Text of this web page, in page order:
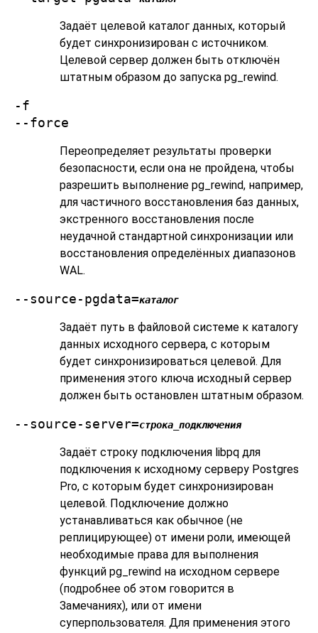
Задаёт целевой каталог данных, который
будет синхронизирован с источником.
Целевой сервер должен быть отключён
штатным образом до запуска pg_rewind.
-f
--force
Переопределяет результаты проверки
безопасности, если она не пройдена, чтобы
разрешить выполнение pg_rewind, например,
для частичного восстановления баз данных,
экстренного восстановления после
неудачной стандартной синхронизации или
восстановления определённых диапазонов
WAL.
--source-pgdata=каталог
Задаёт путь в файловой системе к каталогу
данных исходного сервера, с которым
будет синхронизироваться целевой. Для
применения этого ключа исходный сервер
должен быть остановлен штатным образом.
--source-server=строка_подключения
Задаёт строку подключения libpq для
подключения к исходному серверу Postgres
Pro, с которым будет синхронизирован
целевой. Подключение должно
устанавливаться как обычное (не
реплицирующее) от имени роли, имеющей
необходимые права для выполнения
функций pg_rewind на исходном сервере
(подробнее об этом говорится в
Замечаниях), или от имени
суперпользователя. Для применения этого